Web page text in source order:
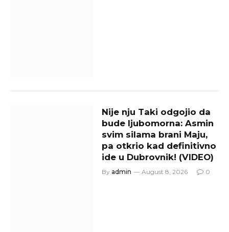
Nije nju Taki odgojio da
bude ljubomorna: Asmin
svim silama brani Maju,
pa otkrio kad definitivno
ide u Dubrovnik! (VIDEO)
By admin August 8, 2026 0